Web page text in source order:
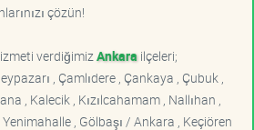
çözün!
verdiğimiz Ankara ilçeleri;
, Çamlıdere , Çankaya , Çubuk ,
, Kalecik , Kızılcahamam , Nallıhan ,
, Gölbaşı / Ankara , Keçiören